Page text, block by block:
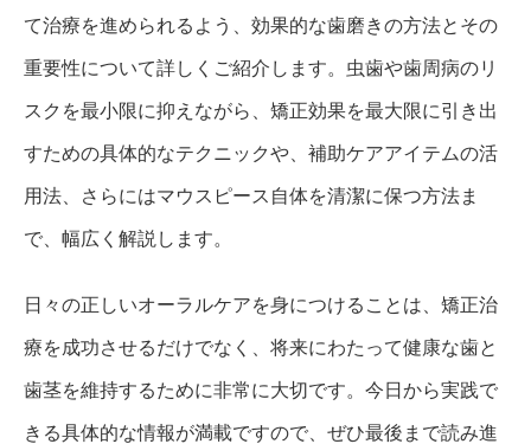
て治療を進められるよう、効果的な歯磨きの方法とその
重要性について詳しくご紹介します。虫歯や歯周病のリ
スクを最小限に抑えながら、矯正効果を最大限に引き出
すための具体的なテクニックや、補助ケアアイテムの活
用法、さらにはマウスピース自体を清潔に保つ方法ま
で、幅広く解説します。
日々の正しいオーラルケアを身につけることは、矯正治
療を成功させるだけでなく、将来にわたって健康な歯と
歯茎を維持するために非常に大切です。今日から実践で
きる具体的な情報が満載ですので、ぜひ最後まで読み進